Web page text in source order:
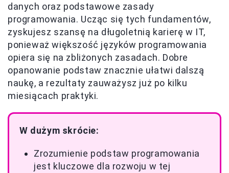
danych oraz podstawowe zasady
programowania. Ucząc się tych fundamentów,
zyskujesz szansę na długoletnią karierę w IT,
ponieważ większość języków programowania
opiera się na zbliżonych zasadach. Dobre
opanowanie podstaw znacznie ułatwi dalszą
naukę, a rezultaty zauważysz już po kilku
miesiącach praktyki.
W dużym skrócie:
Zrozumienie podstaw programowania
jest kluczowe dla rozwoju w tej